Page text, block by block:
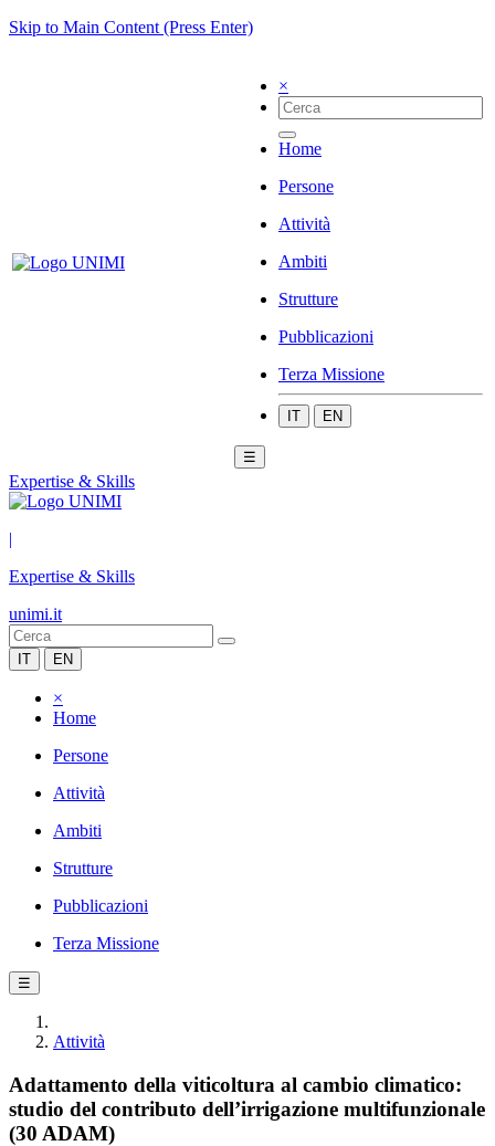
Skip to Main Content (Press Enter)
×
Home
Persone
Attività
Ambiti
Strutture
Pubblicazioni
Terza Missione
IT EN
☰
Expertise & Skills
|
Expertise & Skills
unimi.it
IT EN
×
Home
Persone
Attività
Ambiti
Strutture
Pubblicazioni
Terza Missione
☰
Attività
Adattamento della viticoltura al cambio climatico:
studio del contributo dell’irrigazione multifunzionale
(30 ADAM)